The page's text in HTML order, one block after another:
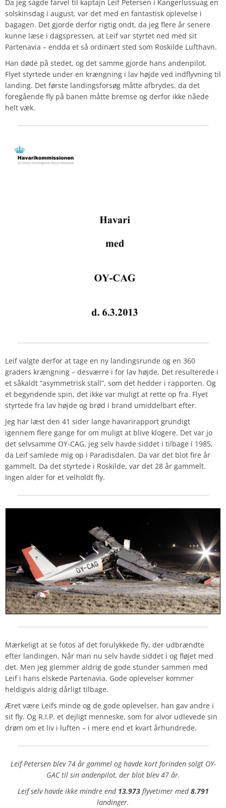
Da jeg sagde farvel til kaptajn Leif Petersen i Kangerlussuag en
solskinsdag i august, var det med en fantastisk oplevelse i
bagagen. Det gjorde derfor rigtig ondt, da jeg flere år senere
kunne læse i dagspressen, at Leif var styrtet ned med sit
Partenavia – endda et så ordinært sted som Roskilde Lufthavn.
Han døde på stedet, og det samme gjorde hans andenpilot.
Flyet styrtede under en krængning i lav højde ved indflyvning til
landing. Det første landingsforsøg måtte afbrydes, da det
foregående fly på banen måtte bremse og derfor ikke nåede
helt væk.
Leif valgte derfor at tage en ny landingsrunde og en 360
graders krængning – desværre i for lav højde. Det resulterede i
et såkaldt “asymmetrisk stall”, som det hedder i rapporten. Og
et begyndende spin, det ikke var muligt at rette op fra. Flyet
styrtede fra lav højde og brød i brand umiddelbart efter.
Jeg har læst den 41 sider lange havarirapport grundigt
igennem flere gange for om muligt at blive klogere. Det var jo
det selvsamme OY-CAG, jeg selv havde siddet i tilbage i 1985,
da Leif samlede mig op i Paradisdalen. Da var det blot fire år
gammelt. Da det styrtede i Roskilde, var det 28 år gammelt.
Ingen alder for et velholdt fly.
Mærkeligt at se fotos af det forulykkede fly, der udbrændte
efter landingen. Når man nu selv havde siddet i og fløjet med
det. Men jeg glemmer aldrig de gode stunder sammen med
Leif i hans elskede Partenavia. Gode oplevelser kommer
heldigvis aldrig dårligt tilbage.
Æret være Leifs minde og de gode oplevelser, han gav andre i
sit fly. Og R.I.P. et dejligt menneske, som for alvor udlevede sin
drøm om et liv i luften – i mere end et kvart århundrede.
Leif Petersen blev 74 år gammel og havde kort forinden solgt OY-
GAC til sin andenpilot, der blot blev 47 år.
Leif selv havde ikke mindre end 13.973flyvetimer med8.791
landinger.